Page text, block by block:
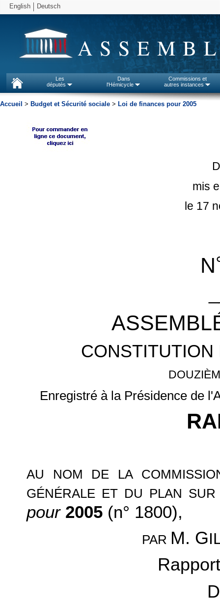
English Deutsch
Les
députés
Dans
l'Hémicycle
Commissions et
autres instances
Accueil > Budget et Sécurité sociale > Loi de finances pour 2005
mis
le 17
N
Enregistré à la Présidence de
AU NOM DE LA
GÉNÉRALE ET DU PLAN
pour2005 (n° 1800),
PAR M. G